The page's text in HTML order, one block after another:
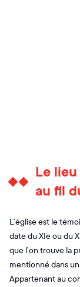
Le
au fil
L’église est le
date du XIe ou du
que l’on trouve la
mentionné dans
Appartenant au